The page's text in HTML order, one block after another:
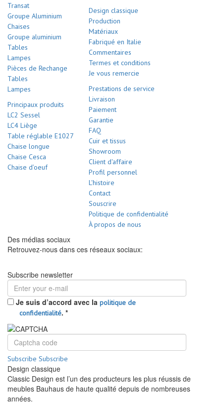
Transat
Groupe Aluminium
Chaises
Groupe aluminium
Tables
Lampes
Pièces de Rechange
Tables
Lampes
Principaux produits
LC2 Sessel
LC4 Liège
Table réglable E1027
Chaise longue
Chaise Cesca
Chaise d’oeuf
Design classique
Production
Matériaux
Fabriqué en Italie
Commentaires
Termes et conditions
Je vous remercie
Prestations de service
Livraison
Paiement
Garantie
FAQ
Cuir et tissus
Showroom
Client d'affaire
Profil personnel
L'histoire
Contact
Souscrire
Politique de confidentialité
À propos de nous
Des médias sociaux
Retrouvez-nous dans ces réseaux sociaux:
Subscribe newsletter
Je suis d’accord avec la politique de
confidentialité. *
Subscribe Subscribe
Design classique
Classic Design est l’un des producteurs les plus réussis de
meubles Bauhaus de haute qualité depuis de nombreuses
années.